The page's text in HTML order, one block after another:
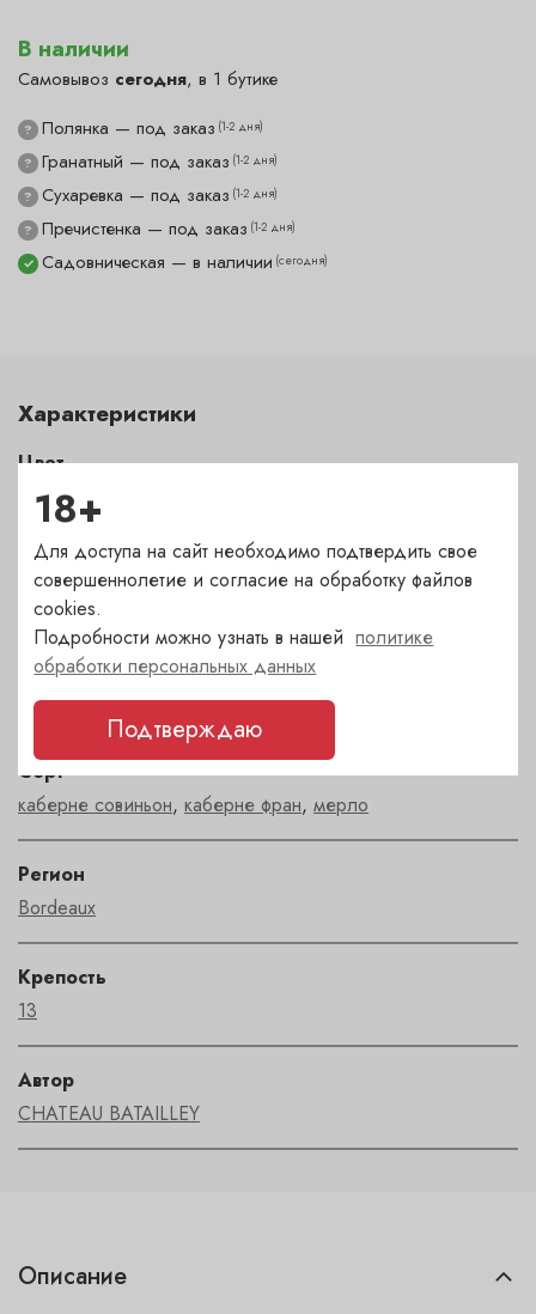
В наличии
Самовывоз сегодня, в 1 бутике
? Гранатный — под заказ (1-2 дня)
? Полянка — под заказ (1-2 дня)
? Пречистенка — под заказ (1-2 дня)
✓ Садовническая — в наличии (сегодня)
? Сухаревка — под заказ (1-2 дня)
Характеристики
Цвет
красный
Сахар
сухое
Страна
Франция
Сорт
каберне совиньон, каберне фран, мерло
Регион
Bordeaux
Крепость
13
Автор
CHATEAU BATAILLEY
Описание
18+
Для доступа на сайт необходимо подтвердить свое
совершеннолетие и согласие на обработку файлов
cookies.
Подробности можно узнать в нашейполитике
обработки персональных данных
Подтверждаю